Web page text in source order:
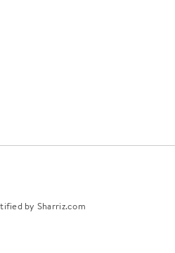
by Sharriz.com